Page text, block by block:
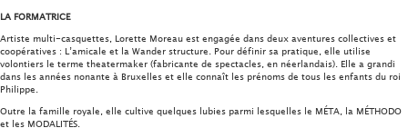
LA FORMATRICE
Artiste multi-casquettes, Lorette Moreau est engagée dans deux aventures collectives et
coopératives : L’amicale et la Wander structure. Pour définir sa pratique, elle utilise
volontiers le terme theatermaker (fabricante de spectacles, en néerlandais). Elle a grandi
dans les années nonante à Bruxelles et elle connaît les prénoms de tous les enfants du roi
Philippe.
Outre la famille royale, elle cultive quelques lubies parmi lesquelles le MÉTA, la MÉTHODO
et les MODALITÉS.